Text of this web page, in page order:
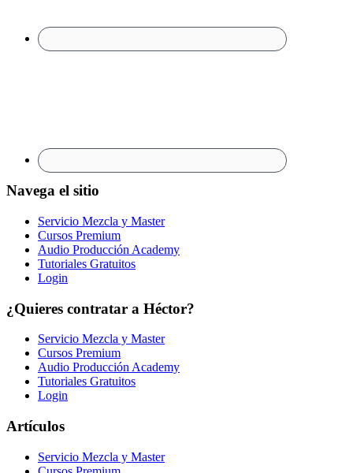
Navega el sitio
Servicio Mezcla y Master
Cursos Premium
Audio Producción Academy
Tutoriales Gratuitos
Login
¿Quieres contratar a Héctor?
Servicio Mezcla y Master
Cursos Premium
Audio Producción Academy
Tutoriales Gratuitos
Login
Artículos
Servicio Mezcla y Master